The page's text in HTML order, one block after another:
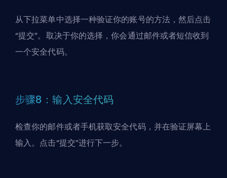
从下拉菜单中选择一种验证你的账号的方法，然后点击
“提交”。取决于你的选择，你会通过邮件或者短信收到
一个安全代码。
步骤8：输入安全代码
检查你的邮件或者手机获取安全代码，并在验证屏幕上
输入。点击“提交”进行下一步。